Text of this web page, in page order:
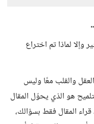
وإلا لماذا تم اختراع
والقلب معًا وليس
هو الذي يحوّل المقال
المقال فقط بسؤالك،